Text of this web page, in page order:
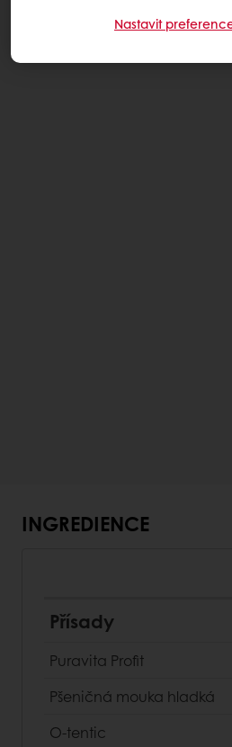
INGREDIENCE
Přísady
Puravita Profit
Pšeničná mouka hladká
O-tentic
Nastavit